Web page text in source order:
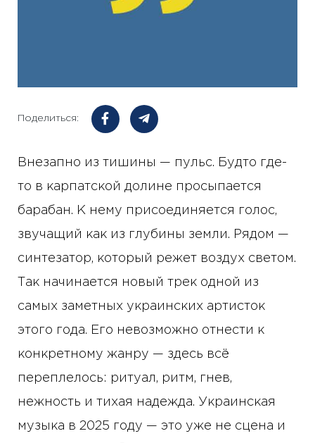
Поделиться:
Внезапно из тишины — пульс. Будто где-
то в карпатской долине просыпается
барабан. К нему присоединяется голос,
звучащий как из глубины земли. Рядом —
синтезатор, который режет воздух светом.
Так начинается новый трек одной из
самых заметных украинских артисток
этого года. Его невозможно отнести к
конкретному жанру — здесь всё
переплелось: ритуал, ритм, гнев,
нежность и тихая надежда. Украинская
музыка в 2025 году — это уже не сцена и